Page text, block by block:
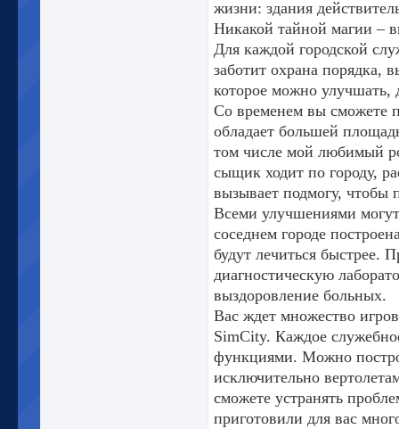
жизни: здания
Никакой тайной магии –
Для каждой городской
заботит охрана порядка,
которое можно
Со временем вы сможете
обладает большей
том числе мой любимый
сыщик ходит по городу,
вызывает подмогу, чтобы
Всеми улучшениями
соседнем городе
будут лечиться быстрее.
диагностическую
выздоровление больных.
Вас ждет множество
SimCity. Каждое
функциями. Можно
исключительно
сможете устранять
приготовили для вас